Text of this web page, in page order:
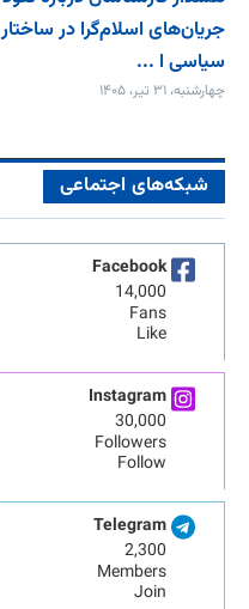
جریان‌های اسلام‌گرا در ساختار
سیاسی ا ...
چهارشنبه، ۳۱ تیر، ۱۴۰۵
شبکه‌های اجتماعی
Facebook
14,000
Fans
Like
Instagram
30,000
Followers
Follow
Telegram
2,300
Members
Join